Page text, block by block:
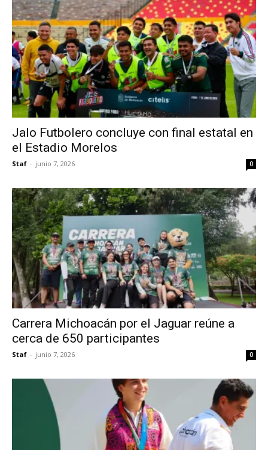
Jalo Futbolero concluye con final estatal en
el Estadio Morelos
Staf - junio 7, 2026 0
Carrera Michoacán por el Jaguar reúne a
cerca de 650 participantes
Staf - junio 7, 2026 0